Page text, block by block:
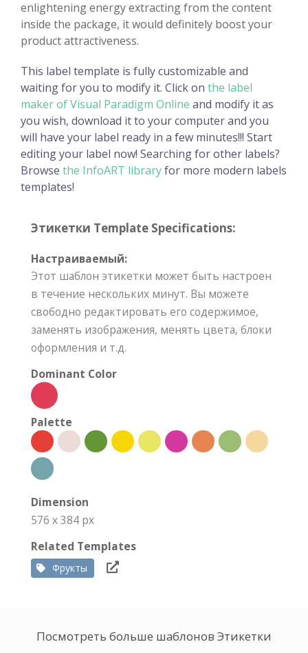
enlightening energy extracting from the content
inside the package, it would definitely boost your
product attractiveness.
This label template is fully customizable and
waiting for you to modify it. Click on the label
maker of Visual Paradigm Online and modify it as
you wish, download it to your computer and you
will have your label ready in a few minutes!!! Start
editing your label now! Searching for other labels?
Browse the InfoART libraryfor more modern labels
templates!
Этикетки Template Specifications:
Настраиваемый:
Этот шаблон этикетки может быть настроен
в течение нескольких минут. Вы можете
свободно редактировать его содержимое,
заменять изображения, менять цвета, блоки
оформления и т.д.
Dominant Color
Palette
Dimension
576 x 384 px
Related Templates
Фрукты
Посмотреть больше шаблонов Этикетки